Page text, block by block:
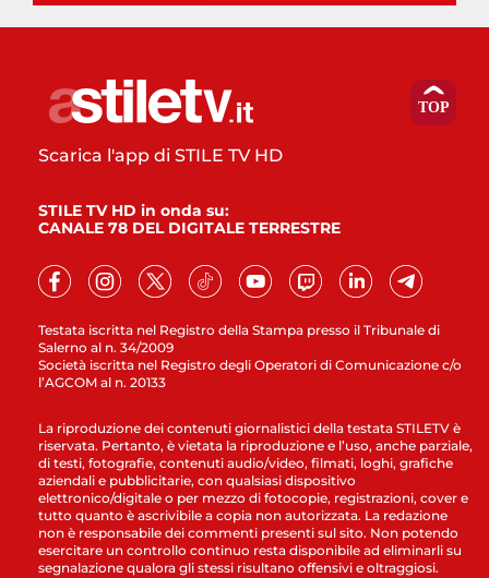
Testata iscritta nel Registro della Stampa presso il Tribunale di
Salerno al n. 34/2009
Società iscritta nel Registro degli Operatori di Comunicazione c/o
l’AGCOM al n. 20133
Scarica l'app di STILE TV HD
STILE TV HD in onda su:
CANALE 78 DEL DIGITALE TERRESTRE
La riproduzione dei contenuti giornalistici della testata STILETV è
riservata. Pertanto, è vietata la riproduzione e l’uso, anche parziale,
di testi, fotografie, contenuti audio/video, filmati, loghi, grafiche
aziendali e pubblicitarie, con qualsiasi dispositivo
elettronico/digitale o per mezzo di fotocopie, registrazioni, cover e
tutto quanto è ascrivibile a copia non autorizzata. La redazione
non è responsabile dei commenti presenti sul sito. Non potendo
esercitare un controllo continuo resta disponibile ad eliminarli su
segnalazione qualora gli stessi risultano offensivi e oltraggiosi.